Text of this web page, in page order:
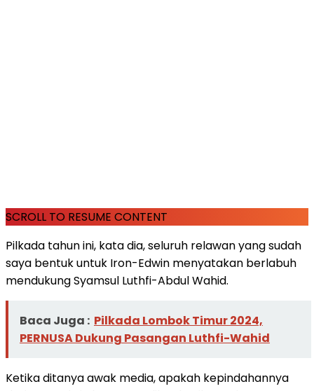
SCROLL TO RESUME CONTENT
Pilkada tahun ini, kata dia, seluruh relawan yang sudah
saya bentuk untuk Iron-Edwin menyatakan berlabuh
mendukung Syamsul Luthfi-Abdul Wahid.
Baca Juga : Pilkada Lombok Timur 2024,
PERNUSA Dukung Pasangan Luthfi-Wahid
Ketika ditanya awak media, apakah kepindahannya